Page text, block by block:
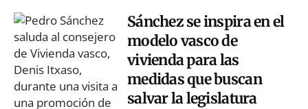
Sánchez se inspira en el
modelo vasco de
vivienda para las
medidas que buscan
salvar la legislatura